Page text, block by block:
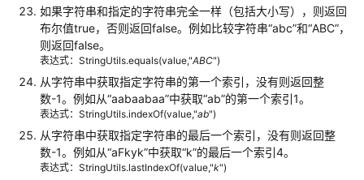
格
式
介
绍
不
支
持
数
据
如果字符串和指定的字符串完全一样（包括大小写），则返回
布尔值true，否则返回false。例如比较字符串“abc”和“ABC”，
则返回false。
表达式：StringUtils.equals(value,"ABC")
从字符串中获取指定字符串的第一个索引，没有则返回整
数-1。例如从“aabaabaa”中获取“ab”的第一个索引1。
表达式：StringUtils.indexOf(value,"ab")
从字符串中获取指定字符串的最后一个索引，没有则返回整
数-1。例如从“aFkyk”中获取“k”的最后一个索引4。
表达式：StringUtils.lastIndexOf(value,"k")